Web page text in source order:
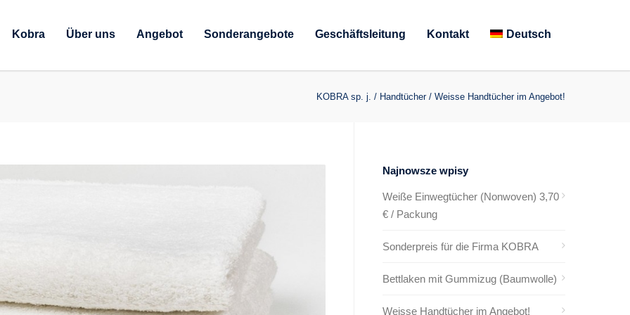
Kobra Über uns Angebot Sonderangebote Geschäftsleitung Kontakt Deutsch
KOBRA sp. j. / Handtücher/ Weisse Handtücher im Angebot!
Najnowsze wpisy
Weiße Einwegtücher (Nonwoven) 3,70
€ / Packung
Sonderpreis für die Firma KOBRA
Bettlaken mit Gummizug (Baumwolle)
Weisse Handtücher im Angebot!